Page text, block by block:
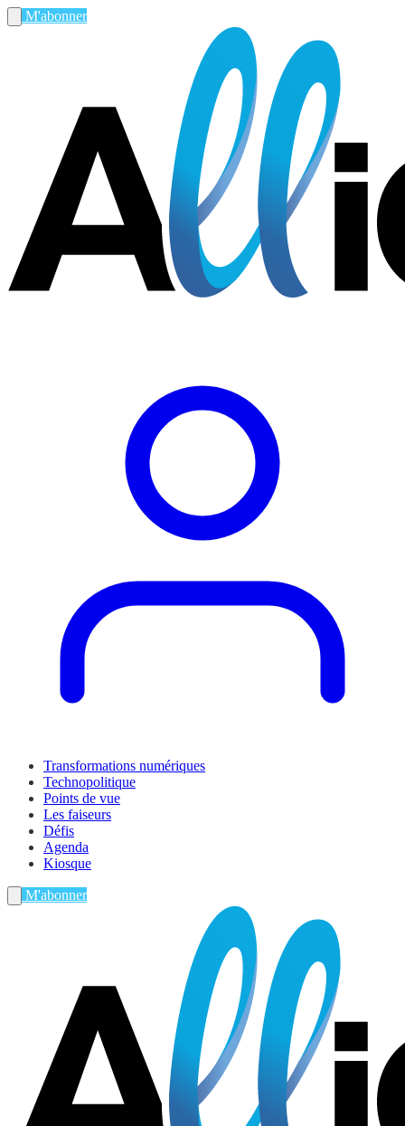
M'abonner
Transformations numériques
Technopolitique
Points de vue
Les faiseurs
Défis
Agenda
Kiosque
M'abonner